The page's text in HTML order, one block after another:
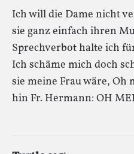
Ich will die Dame nicht
sie ganz einfach ihren
Sprechverbot halte ich
Ich schäme mich doch
sie meine Frau wäre, Oh
hin Fr. Hermann: OH